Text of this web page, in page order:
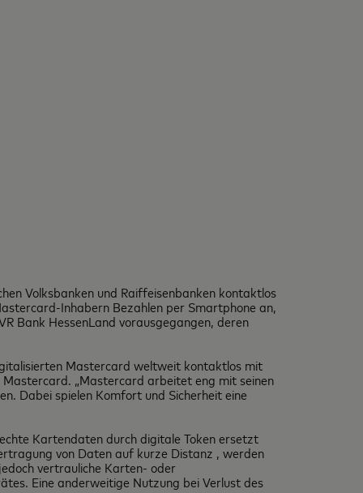
Volksbanken und Raiffeisenbanken kontaktlos
Inhabern Bezahlen per Smartphone an,
Bank HessenLand vorausgegangen, deren
Mastercard weltweit kontaktlos mit
Mastercard. „Mastercard arbeitet eng mit seinen
Dabei spielen Komfort und Sicherheit eine
Kartendaten durch digitale Token ersetzt
von Daten auf kurze Distanz , werden
vertrauliche Karten- oder
Eine anderweitige Nutzung bei Verlust des